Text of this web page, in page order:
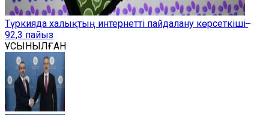
Түркияда халықтың интернетті пайдалану көрсеткіші ̶
92,3 пайыз
ҰСЫНЫЛҒАН